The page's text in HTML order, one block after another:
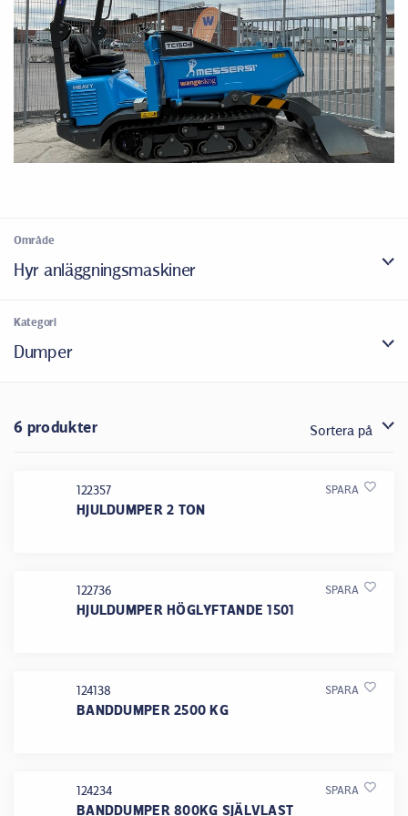
Område
Hyr anläggningsmaskiner
Kategori
Dumper
6 produkter Sortera på
122357
HJULDUMPER 2 TON
SPARA
122736
HJULDUMPER HÖGLYFTANDE 1501
SPARA
124138
BANDDUMPER 2500 KG
SPARA
124234
BANDDUMPER 800KG SJÄLVLAST
SPARA